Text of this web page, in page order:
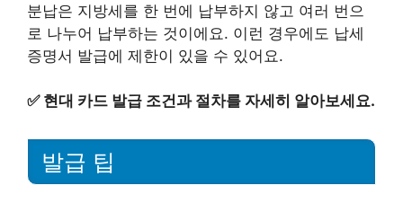
분납은 지방세를 한 번에 납부하지 않고 여러 번으
로 나누어 납부하는 것이에요. 이런 경우에도 납세
증명서 발급에 제한이 있을 수 있어요.
✅ 현대 카드 발급 조건과 절차를 자세히 알아보세요.
발급 팁